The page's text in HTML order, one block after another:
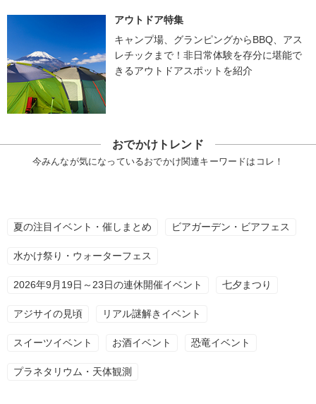
アウトドア特集
キャンプ場、グランピングからBBQ、アス
レチックまで！非日常体験を存分に堪能で
きるアウトドアスポットを紹介
おでかけトレンド
今みんなが気になっているおでかけ関連キーワードはコレ！
夏の注目イベント・催しまとめ ビアガーデン・ビアフェス
水かけ祭り・ウォーターフェス
2026年9月19日～23日の連休開催イベント 七夕まつり
アジサイの見頃 リアル謎解きイベント
スイーツイベント お酒イベント 恐竜イベント
プラネタリウム・天体観測